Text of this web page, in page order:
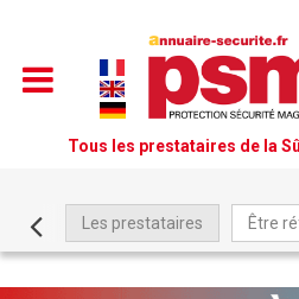
Tous les prestataires de la
Les prestataires Être